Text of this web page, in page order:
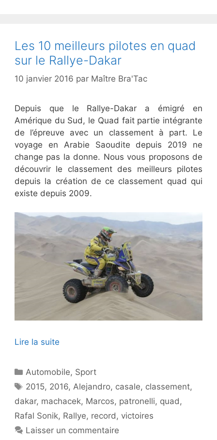
Les 10 meilleurs pilotes en quad
sur le Rallye-Dakar
10 janvier 2016 par Maître Bra'Tac
Depuis que le Rallye-Dakar a émigré en
Amérique du Sud, le Quad fait partie intégrante
de l’épreuve avec un classement à part. Le
voyage en Arabie Saoudite depuis 2019 ne
change pas la donne. Nous vous proposons de
découvrir le classement des meilleurs pilotes
depuis la création de ce classement quad qui
existe depuis 2009.
Lire la suite
Catégories
Automobile, Sport
Étiquettes
2015, 2016,Alejandro, casale, classement,
dakar, machacek, Marcos, patronelli, quad,
Rafal Sonik, Rallye, record, victoires
Laisser un commentaire